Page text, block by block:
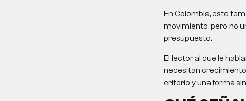
En Colombia, este
movimiento, pero no
presupuesto.
El lector al que le
necesitan
criterio y una forma